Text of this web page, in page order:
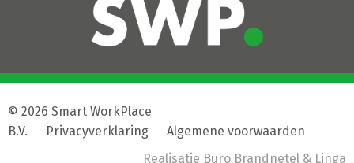
© 2026 Smart WorkPlace
B.V.
Privacyverklaring
Algemene voorwaarden
Realisatie Buro Brandnetel & Linga